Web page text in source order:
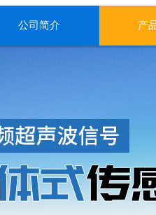
公司简介 产